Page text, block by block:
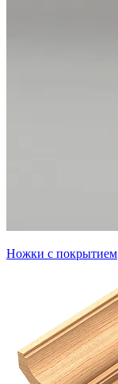
Ножки с покрытием